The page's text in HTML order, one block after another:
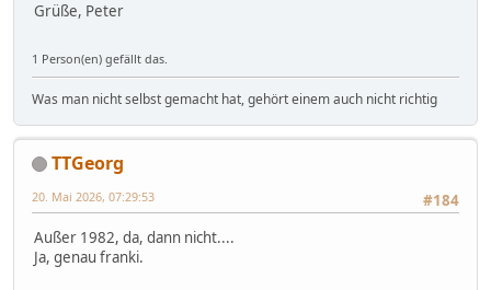
Grüße, Peter
1 Person(en) gefällt das.
Was man nicht selbst gemacht hat, gehört einem auch nicht richtig
TTGeorg
#184
20. Mai 2026, 07:29:53
Außer 1982, da, dann nicht....
Ja, genau franki.